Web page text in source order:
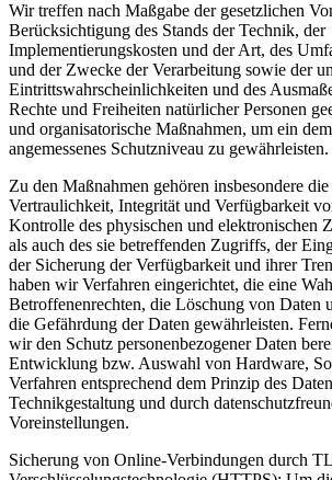
Wir treffen nach Maßgabe der gesetzlichen
Berücksichtigung des Stands der Technik, der
Implementierungskosten und der Art, des
und der Zwecke der Verarbeitung sowie der
Eintrittswahrscheinlichkeiten und des
Rechte und Freiheiten natürlicher Personen
und organisatorische Maßnahmen, um ein
angemessenes Schutzniveau zu gewährleisten.
Zu den Maßnahmen gehören insbesondere
Vertraulichkeit, Integrität und Verfügbarkeit
Kontrolle des physischen und elektronischen
als auch des sie betreffenden Zugriffs, der
der Sicherung der Verfügbarkeit und ihrer
haben wir Verfahren eingerichtet, die eine
Betroffenenrechten, die Löschung von Daten
die Gefährdung der Daten gewährleisten.
wir den Schutz personenbezogener Daten
Entwicklung bzw. Auswahl von Hardware,
Verfahren entsprechend dem Prinzip des
Technikgestaltung und durch
Voreinstellungen.
Sicherung von Online-Verbindungen durch